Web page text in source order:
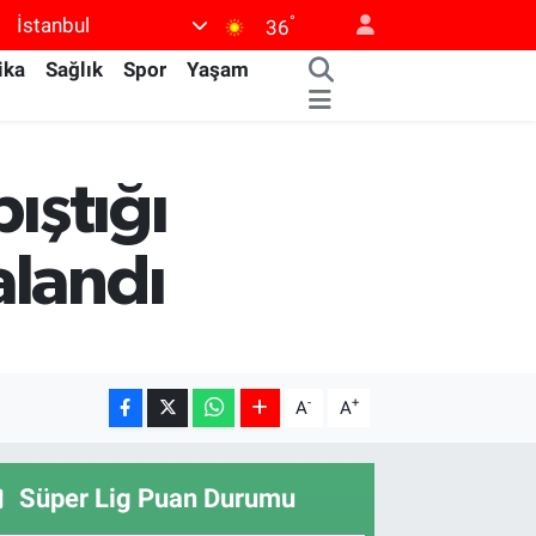
İstanbul 36°
Sağlık Spor
Yaşam
A- A+
Süper Lig Puan Durumu